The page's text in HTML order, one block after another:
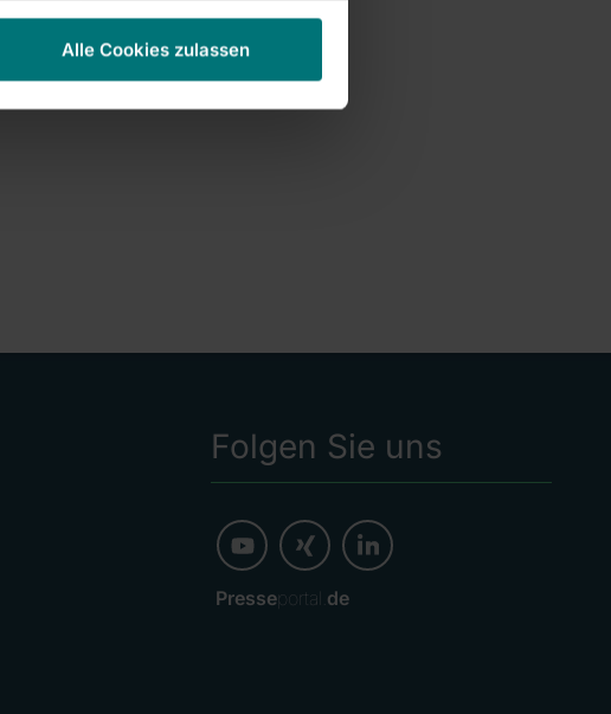
Alle Cookies zulassen
Folgen Sie uns
Presseportal. de